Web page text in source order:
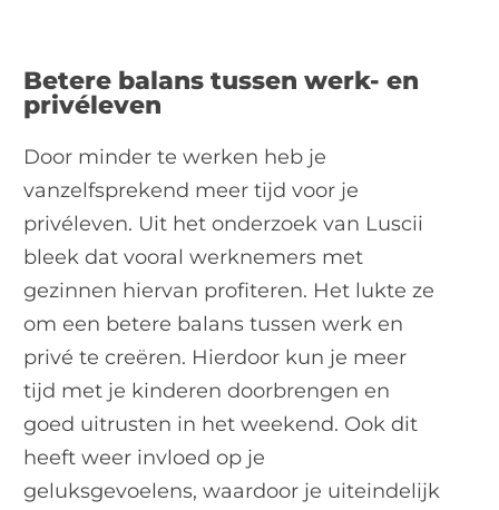
Betere balans tussen werk- en
privéleven
Door minder te werken heb je
vanzelfsprekend meer tijd voor je
privéleven. Uit het onderzoek van Luscii
bleek dat vooral werknemers met
gezinnen hiervan profiteren. Het lukte ze
om een betere balans tussen werk en
privé te creëren. Hierdoor kun je meer
tijd met je kinderen doorbrengen en
goed uitrusten in het weekend. Ook dit
heeft weer invloed op je
geluksgevoelens, waardoor je uiteindelijk